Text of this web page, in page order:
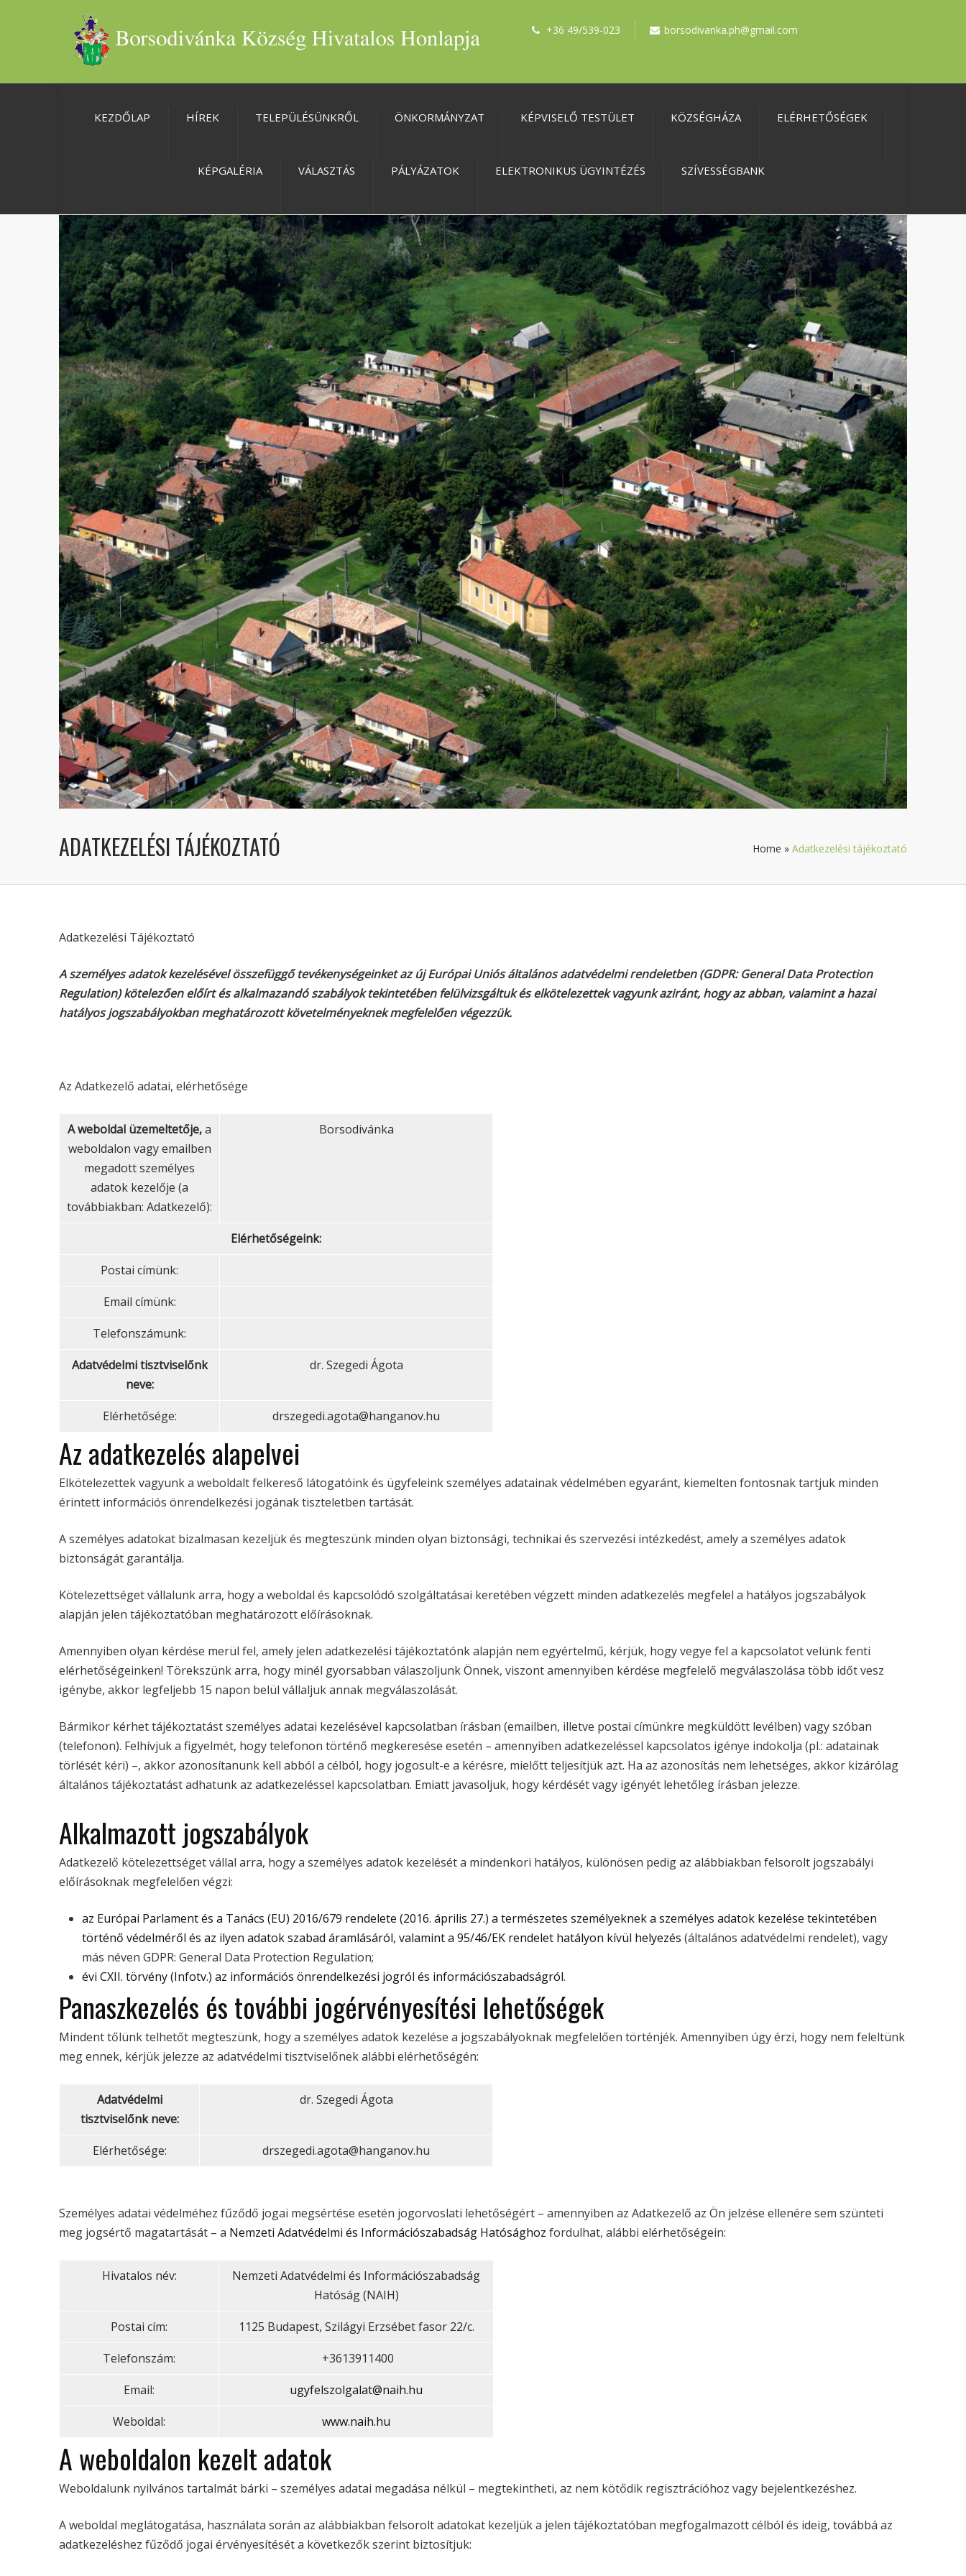
+36 49/539-023 borsodivanka.ph@gmail.com
KEZDŐLAP HÍREK TELEPÜLÉSÜNKRŐL ÖNKORMÁNYZAT KÉPVISELŐ TESTÜLET KÖZSÉGHÁZA ELÉRHETŐSÉGEK
KÉPGALÉRIA VÁLASZTÁS PÁLYÁZATOK ELEKTRONIKUS ÜGYINTÉZÉS SZÍVESSÉGBANK
ADATKEZELÉSI TÁJÉKOZTATÓ Home » Adatkezelési tájékoztató
Adatkezelési Tájékoztató
A személyes adatok kezelésével összefüggő tevékenységeinket az új Európai Uniós általános adatvédelmi rendeletben (GDPR: General Data Protection
Regulation) kötelezően előírt és alkalmazandó szabályok tekintetében felülvizsgáltuk és elkötelezettek vagyunk aziránt, hogy az abban, valamint a hazai
hatályos jogszabályokban meghatározott követelményeknek megfelelően végezzük.
Az Adatkezelő adatai, elérhetősége
A weboldal üzemeltetője,a
weboldalon vagy emailben
megadott személyes
adatok kezelője (a
továbbiakban: Adatkezelő):
Borsodivánka
Elérhetőségeink:
Postai címünk:
Email címünk:
Telefonszámunk:
Adatvédelmi tisztviselőnk
neve:
dr. Szegedi Ágota
Elérhetősége: drszegedi.agota@hanganov.hu
Az adatkezelés alapelvei
Elkötelezettek vagyunk a weboldalt felkereső látogatóink és ügyfeleink személyes adatainak védelmében egyaránt, kiemelten fontosnak tartjuk minden
érintett információs önrendelkezési jogának tiszteletben tartását.
A személyes adatokat bizalmasan kezeljük és megteszünk minden olyan biztonsági, technikai és szervezési intézkedést, amely a személyes adatok
biztonságát garantálja.
Kötelezettséget vállalunk arra, hogy a weboldal és kapcsolódó szolgáltatásai keretében végzett minden adatkezelés megfelel a hatályos jogszabályok
alapján jelen tájékoztatóban meghatározott előírásoknak.
Amennyiben olyan kérdése merül fel, amely jelen adatkezelési tájékoztatónk alapján nem egyértelmű, kérjük, hogy vegye fel a kapcsolatot velünk fenti
elérhetőségeinken! Törekszünk arra, hogy minél gyorsabban válaszoljunk Önnek, viszont amennyiben kérdése megfelelő megválaszolása több időt vesz
igénybe, akkor legfeljebb 15 napon belül vállaljuk annak megválaszolását.
Bármikor kérhet tájékoztatást személyes adatai kezelésével kapcsolatban írásban (emailben, illetve postai címünkre megküldött levélben) vagy szóban
(telefonon). Felhívjuk a figyelmét, hogy telefonon történő megkeresése esetén – amennyiben adatkezeléssel kapcsolatos igénye indokolja (pl.: adatainak
törlését kéri) –, akkor azonosítanunk kell abból a célból, hogy jogosult-e a kérésre, mielőtt teljesítjük azt. Ha az azonosítás nem lehetséges, akkor kizárólag
általános tájékoztatást adhatunk az adatkezeléssel kapcsolatban. Emiatt javasoljuk, hogy kérdését vagy igényét lehetőleg írásban jelezze.
Alkalmazott jogszabályok
Adatkezelő kötelezettséget vállal arra, hogy a személyes adatok kezelését a mindenkori hatályos, különösen pedig az alábbiakban felsorolt jogszabályi
előírásoknak megfelelően végzi:
az Európai Parlament és a Tanács (EU) 2016/679 rendelete (2016. április 27.) a természetes személyeknek a személyes adatok kezelése tekintetében
történő védelméről és az ilyen adatok szabad áramlásáról, valamint a 95/46/EK rendelet hatályon kívül helyezés (általános adatvédelmi rendelet), vagy
más néven GDPR: General Data Protection Regulation;
évi CXII. törvény (Infotv.) az információs önrendelkezési jogról és információszabadságról.
Panaszkezelés és további jogérvényesítési lehetőségek
Mindent tőlünk telhetőt megteszünk, hogy a személyes adatok kezelése a jogszabályoknak megfelelően történjék. Amennyiben úgy érzi, hogy nem feleltünk
meg ennek, kérjük jelezze az adatvédelmi tisztviselőnek alábbi elérhetőségén:
Adatvédelmi
tisztviselőnk neve:
dr. Szegedi Ágota
Elérhetősége: drszegedi.agota@hanganov.hu
Személyes adatai védelméhez fűződő jogai megsértése esetén jogorvoslati lehetőségért – amennyiben az Adatkezelő az Ön jelzése ellenére sem szünteti
meg jogsértő magatartását – a Nemzeti Adatvédelmi és Információszabadság Hatósághoz fordulhat, alábbi elérhetőségein:
Hivatalos név:
Nemzeti Adatvédelmi és Információszabadság
Hatóság (NAIH)
Postai cím:
1125 Budapest, Szilágyi Erzsébet fasor 22/c.
Telefonszám:
+3613911400
Email:
ugyfelszolgalat@naih.hu
Weboldal:
www.naih.hu
A weboldalon kezelt adatok
Weboldalunk nyilvános tartalmát bárki – személyes adatai megadása nélkül – megtekintheti, az nem kötődik regisztrációhoz vagy bejelentkezéshez.
A weboldal meglátogatása, használata során az alábbiakban felsorolt adatokat kezeljük a jelen tájékoztatóban megfogalmazott célból és ideig, továbbá az
adatkezeléshez fűződő jogai érvényesítését a következők szerint biztosítjuk: